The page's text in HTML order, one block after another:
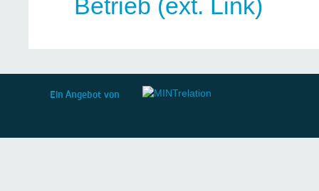
Betrieb (ext. Link)
Ein Angebot von